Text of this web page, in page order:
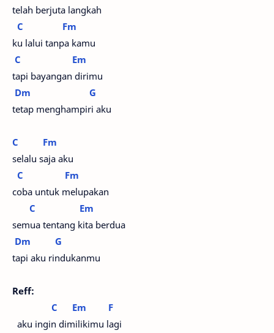
telah berjuta langkah
C
Fm
ku lalui tanpa kamu
C
Em
tapi bayangan dirimu
Dm
G
tetap menghampiri aku
C
Fm
selalu saja aku
C
Fm
coba untuk melupakan
C
Em
semua tentang kita berdua
Dm
G
tapi aku rindukanmu
Reff:
C
Em
F
aku ingin dimilikimu lagi